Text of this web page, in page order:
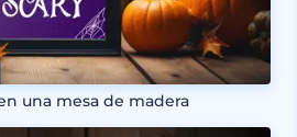
una mesa de madera